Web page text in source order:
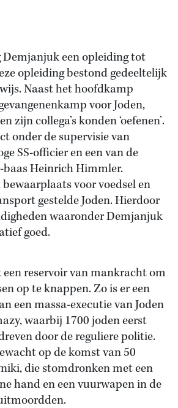
een opleiding tot
opleiding bestond gedeeltelijk
Naast het hoofdkamp
voor Joden,
zijn collega’s konden ‘oefenen’.
onder de supervisie van
SS-officier en een van de
baas Heinrich Himmler.
voor voedsel en
gestelde Joden. Hierdoor
waaronder Demjanjuk
goed.
reservoir van mankracht om
op te knappen. Zo is er een
een massa-executie van Joden
waarbij 1700 joden eerst
door de reguliere politie.
op de komst van 50
die stomdronken met een
hand en een vuurwapen in de